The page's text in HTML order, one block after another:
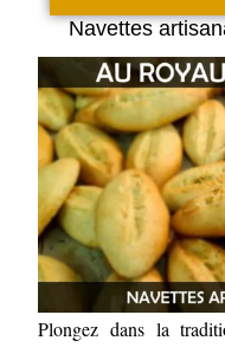
Navettes
Plongez dans la